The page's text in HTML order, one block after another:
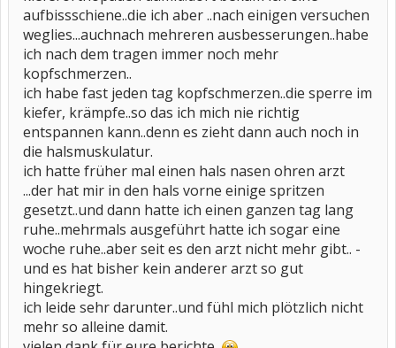
aufbissschiene..die ich aber ..nach einigen versuchen
weglies...auchnach mehreren ausbesserungen..habe
ich nach dem tragen immer noch mehr
kopfschmerzen..
ich habe fast jeden tag kopfschmerzen..die sperre im
kiefer, krämpfe..so das ich mich nie richtig
entspannen kann..denn es zieht dann auch noch in
die halsmuskulatur.
ich hatte früher mal einen hals nasen ohren arzt
...der hat mir in den hals vorne einige spritzen
gesetzt..und dann hatte ich einen ganzen tag lang
ruhe..mehrmals ausgeführt hatte ich sogar eine
woche ruhe..aber seit es den arzt nicht mehr gibt.. -
und es hat bisher kein anderer arzt so gut
hingekriegt.
ich leide sehr darunter..und fühl mich plötzlich nicht
mehr so alleine damit.